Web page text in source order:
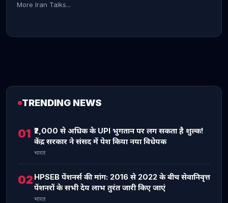
More Iran Talks...
TRENDING NEWS
01 ₹2,000 से अधिक के UPI भुगतान पर लग सकता है शुल्क!
केंद्र सरकार ने संसद में पेश किया नया विधेयक
भारत
02 HPSEB पेंशनर्स की मांग: 2016 से 2022 के बीच सेवानिवृत्त
पेंशनरों के सभी देय लाभ तुरंत जारी किए जाएं
भारत